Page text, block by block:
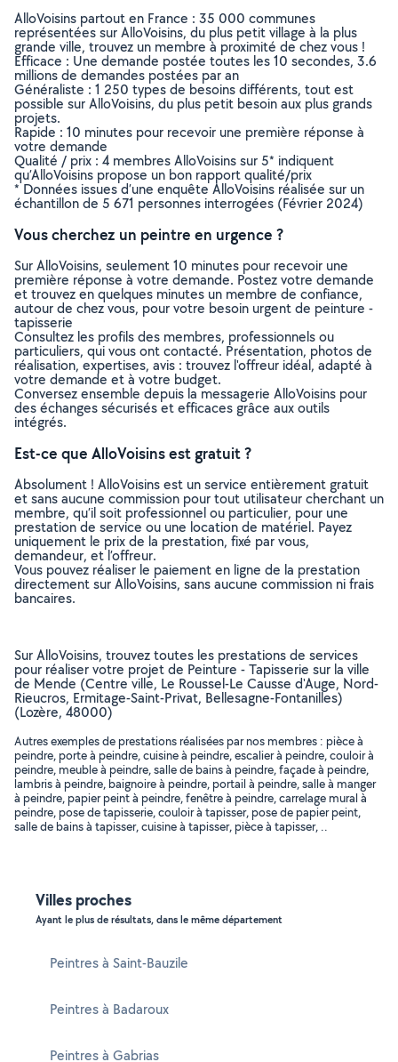
AlloVoisins partout en France : 35 000 communes
représentées sur AlloVoisins, du plus petit village à la plus
grande ville, trouvez un membre à proximité de chez vous !
Efficace : Une demande postée toutes les 10 secondes, 3.6
millions de demandes postées par an
Généraliste : 1 250 types de besoins différents, tout est
possible sur AlloVoisins, du plus petit besoin aux plus grands
projets.
Rapide : 10 minutes pour recevoir une première réponse à
votre demande
Qualité / prix : 4 membres AlloVoisins sur 5* indiquent
qu’AlloVoisins propose un bon rapport qualité/prix
* Données issues d’une enquête AlloVoisins réalisée sur un
échantillon de 5 671 personnes interrogées (Février 2024)
Vous cherchez un peintre en urgence ?
Sur AlloVoisins, seulement 10 minutes pour recevoir une
première réponse à votre demande. Postez votre demande
et trouvez en quelques minutes un membre de confiance,
autour de chez vous, pour votre besoin urgent de peinture -
tapisserie
Consultez les profils des membres, professionnels ou
particuliers, qui vous ont contacté. Présentation, photos de
réalisation, expertises, avis : trouvez l'offreur idéal, adapté à
votre demande et à votre budget.
Conversez ensemble depuis la messagerie AlloVoisins pour
des échanges sécurisés et efficaces grâce aux outils
intégrés.
Est-ce que AlloVoisins est gratuit ?
Absolument ! AlloVoisins est un service entièrement gratuit
et sans aucune commission pour tout utilisateur cherchant un
membre, qu’il soit professionnel ou particulier, pour une
prestation de service ou une location de matériel. Payez
uniquement le prix de la prestation, fixé par vous,
demandeur, et l’offreur.
Vous pouvez réaliser le paiement en ligne de la prestation
directement sur AlloVoisins, sans aucune commission ni frais
bancaires.
Sur AlloVoisins, trouvez toutes les prestations de services
pour réaliser votre projet de Peinture - Tapisserie sur la ville
de Mende (Centre ville, Le Roussel-Le Causse d'Auge, Nord-
Rieucros, Ermitage-Saint-Privat, Bellesagne-Fontanilles)
(Lozère, 48000)
Autres exemples de prestations réalisées par nos membres : pièce à
peindre, porte à peindre, cuisine à peindre, escalier à peindre, couloir à
peindre, meuble à peindre, salle de bains à peindre, façade à peindre,
lambris à peindre, baignoire à peindre, portail à peindre, salle à manger
à peindre, papier peint à peindre, fenêtre à peindre, carrelage mural à
peindre, pose de tapisserie, couloir à tapisser, pose de papier peint,
salle de bains à tapisser, cuisine à tapisser, pièce à tapisser, ..
Villes proches
Ayant le plus de résultats, dans le même département
Peintres à Saint-Bauzile
Peintres à Badaroux
Peintres à Gabrias